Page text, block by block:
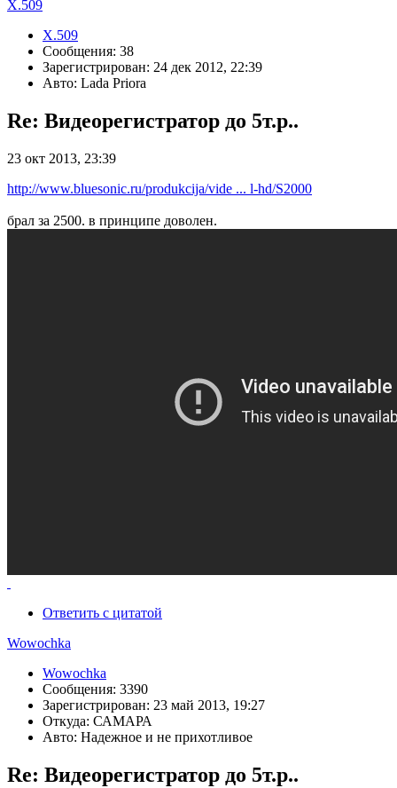
X.509
X.509
Сообщения: 38
Зарегистрирован: 24 дек 2012, 22:39
Авто: Lada Priora
Re: Видеорегистратор до 5т.р..
23 окт 2013, 23:39
http://www.bluesonic.ru/produkcija/vide ... l-hd/S2000
брал за 2500. в принципе доволен.
Ответить с цитатой
Wowochka
Wowochka
Сообщения: 3390
Зарегистрирован: 23 май 2013, 19:27
Откуда: САМАРА
Авто: Надежное и не прихотливое
Re: Видеорегистратор до 5т.р..